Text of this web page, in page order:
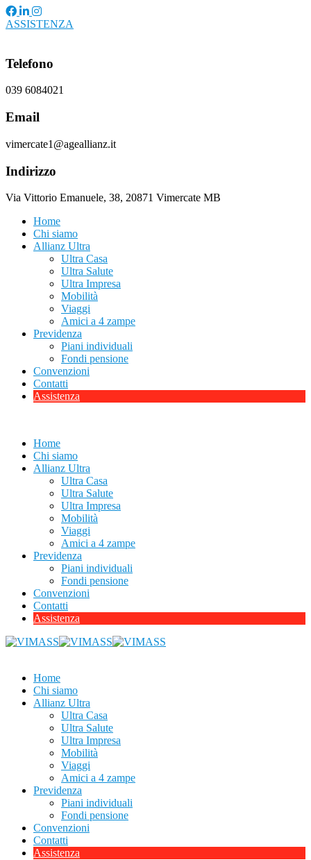
ASSISTENZA
Telefono
039 6084021
Email
vimercate1@ageallianz.it
Indirizzo
Via Vittorio Emanuele, 38, 20871 Vimercate MB
Home
Chi siamo
Allianz Ultra
Ultra Casa
Ultra Salute
Ultra Impresa
Mobilità
Viaggi
Amici a 4 zampe
Previdenza
Piani individuali
Fondi pensione
Convenzioni
Contatti
Assistenza
Home
Chi siamo
Allianz Ultra
Ultra Casa
Ultra Salute
Ultra Impresa
Mobilità
Viaggi
Amici a 4 zampe
Previdenza
Piani individuali
Fondi pensione
Convenzioni
Contatti
Assistenza
Home
Chi siamo
Allianz Ultra
Ultra Casa
Ultra Salute
Ultra Impresa
Mobilità
Viaggi
Amici a 4 zampe
Previdenza
Piani individuali
Fondi pensione
Convenzioni
Contatti
Assistenza